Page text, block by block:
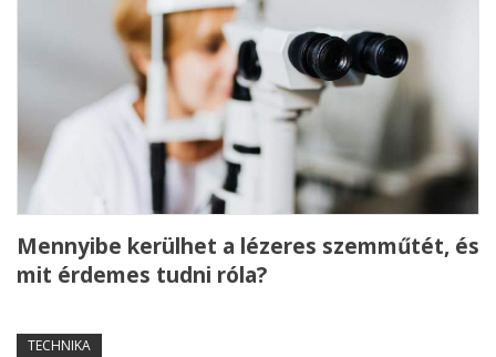
Mennyibe kerülhet a lézeres szemműtét, és
mit érdemes tudni róla?
TECHNIKA